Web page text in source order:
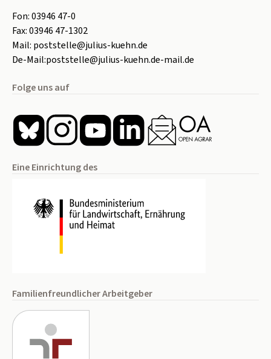
Fon:03946 47-0
Fax:03946 47-1302
Mail: poststelle@julius-kuehn.de
De-Mail:poststelle@julius-kuehn.de-mail.de
Folge uns auf
Eine Einrichtung des
Familienfreundlicher Arbeitgeber